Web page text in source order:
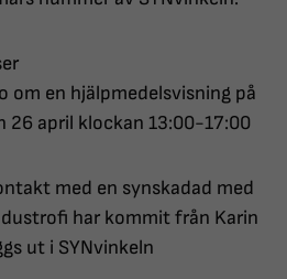
om en hjälpmedelsvisning på
26 april klockan 13:00-17:00
med en synskadad med
har kommit från Karin
ut i SYNvinkeln